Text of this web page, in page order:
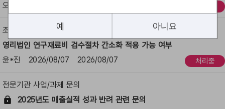
정오*상
조문해석요청
영리법인 연구재료비 검수절차 간소화 적용 가능 여부
윤*진
2026/08/07 2026/08/07 처리중
전문기관 사업/과제 문의
2025년도 매출실적 성과 반려 관련 문의
예 아니요